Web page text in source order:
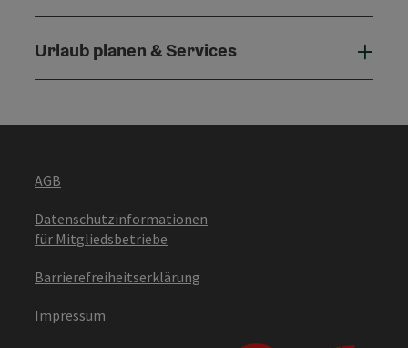
Urlaub planen & Services
AGB
Datenschutzinformationen
für Mitgliedsbetriebe
Barrierefreiheitserklärung
Impressum